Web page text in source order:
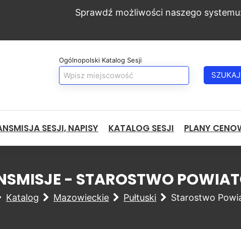
Sprawdź możliwości naszego
Ogólnopolski Katalog Sesji
SZUKAJ
SESJI, NAPISY KATALOG SESJI PLANY
- STAROSTWO
Katalog Mazowieckie Pułtuski Starostwo